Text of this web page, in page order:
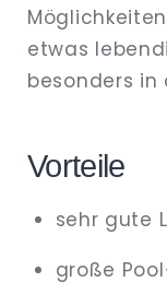
etwas
besonders in
Vorteile
sehr gute
große